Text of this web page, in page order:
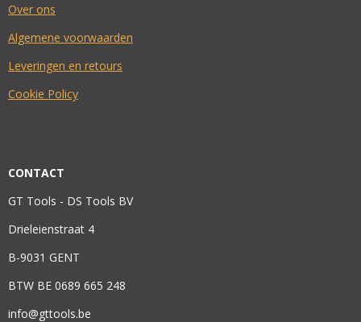
Over ons
Algemene voorwaarden
Leveringen en retours
Cookie Policy
CONTACT
GT Tools - DS Tools BV
Drieleienstraat 4
B-9031 GENT
BTW BE 0689 665 248
info@gttools.be